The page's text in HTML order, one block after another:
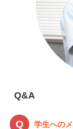
Q&A
学生への